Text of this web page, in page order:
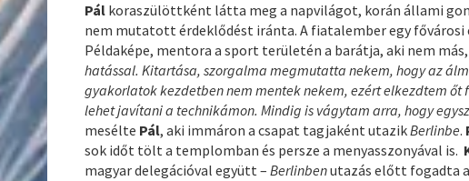
Pál koraszülöttként látta meg a napvilágot, korán állami
nem mutatott érdeklődést iránta. A fiatalember egy
Példaképe, mentora a sport területén a barátja, aki nem
hatással. Kitartása, szorgalma megmutatta nekem, hogy az
gyakorlatok kezdetben nem mentek nekem, ezért elkezdtem
lehet javítani a technikámon. Mindig is vágytam arra, hogy
mesélte Pál, aki immáron a csapat tagjaként utazikBerlinbe.
sok időt tölt a templomban és persze a menyasszonyával is.
magyar delegációval együtt –Berlinbenutazás előtt fogadta a